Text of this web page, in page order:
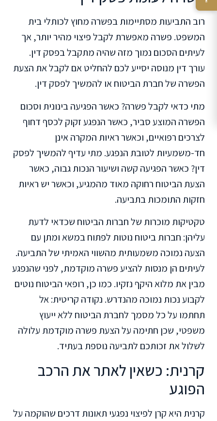
רוב התביעות מסתיימות בפשרה מחוץ לכותלי בית
המשפט. פשרה מאפשרת לקבל פיצוי מהיר יותר, אך
לעיתים הסכום נמוך מזה שהיה מתקבל בפסק דין.
עורך דין מנוסה יסייע לכם להחליט אם לקבל את הצעת
הפשרה של חברת הביטוח או להמשיך לפסק דין.
מתי כדאי לקבל פשרה? כאשר הפגיעה בינונית וסכום
הפשרה המוצע סביר, כאשר הנפגע זקוק לכסף דחוף
לצרכים רפואיים, וכאשר ראיות המקרה אינן
חד-משמעיות לטובת הנפגע. מתי עדיף להמשיך לפסק
דין? כאשר הפגיעה קשה ושיעור הנכות גבוה, כאשר
הצעת הביטוח רחוקה מאוד מהמגיע, וכאשר יש ראיות
חזקות התומכות בתביעה.
טקטיקות מוכרות של חברות הביטוח שכדאי לדעת
עליהן: חברות ביטוח נוטות לפתוח במשא ומתן עם
הצעה נמוכה משמעותית מהשווי האמיתי של התביעה.
לעיתים הן מנסות להציע פשרה מוקדמת, לפני שהנפגע
מבין את מלוא היקף נזקיו. כמו כן, רופאי הביטוח נוטים
לקבוע נכות נמוכה מהנדרש. נקודה קריטית: אל
תחתמו על כל מסמך לחברת הביטוח ללא ייעוץ
משפטי, שכן חתימה על הצעת פשרה מוקדמת עלולה
לשלול את זכותכם לתביעה נוספת בעתיד.
קרנית: כשאין לאתר את הרכב
הפוגע
קרנית היא קרן לפיצוי נפגעי תאונות דרכים שהוקמה על